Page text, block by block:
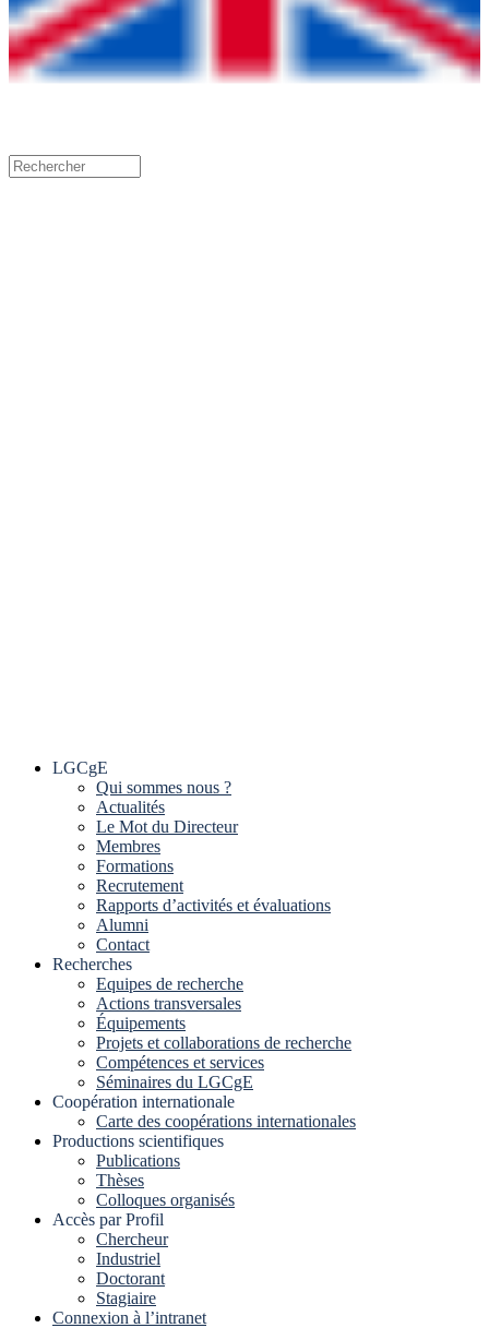
LGCgE
Qui sommes nous ?
Actualités
Le Mot du Directeur
Membres
Formations
Recrutement
Rapports d’activités et évaluations
Alumni
Contact
Recherches
Equipes de recherche
Actions transversales
Équipements
Projets et collaborations de recherche
Compétences et services
Séminaires du LGCgE
Coopération internationale
Carte des coopérations internationales
Productions scientifiques
Publications
Thèses
Colloques organisés
Accès par Profil
Chercheur
Industriel
Doctorant
Stagiaire
Connexion à l’intranet